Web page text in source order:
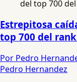
Estrepitosa
top 700 del
Por Pedro
Pedro Hernandez